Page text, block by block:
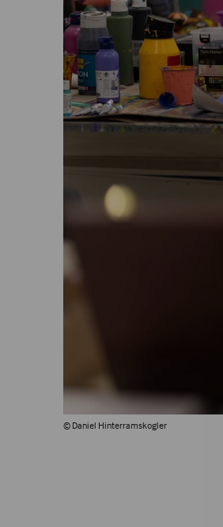
© Daniel Hinterramskogler